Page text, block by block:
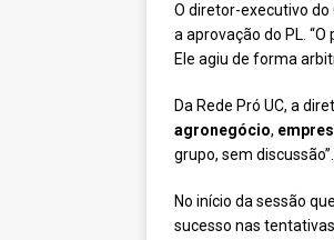
O diretor-executivo do
a aprovação do PL.
Ele agiu de forma
Da Rede Pró UC, a
agronegócio,
grupo, sem discussão”.
No início da sessão
sucesso nas tentativas.